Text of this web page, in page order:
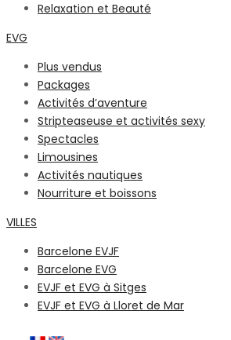
Relaxation et Beauté
EVG
Plus vendus
Packages
Activités d’aventure
Stripteaseuse et activités sexy
Spectacles
Limousines
Activités nautiques
Nourriture et boissons
VILLES
Barcelone EVJF
Barcelone EVG
EVJF et EVG à Sitges
EVJF et EVG à Lloret de Mar